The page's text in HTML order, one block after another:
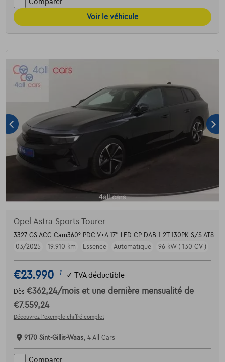
Comparer
Voir le véhicule
Opel Astra Sports Tourer
3327 GS ACC Cam360° PDC V+A 17" LED CP DAB 1.2T 130PK S/S AT8
03/2025
19.910 km Essence Automatique 96 kW ( 130 CV )
€23.990 1 ✓ TVA déductible
Dès €362,24/mois et une dernière mensualité de
€7.559,24
Découvrez l’exemple chiffré complet
9170 Sint-Gillis-Waas, 4 All Cars
Comparer